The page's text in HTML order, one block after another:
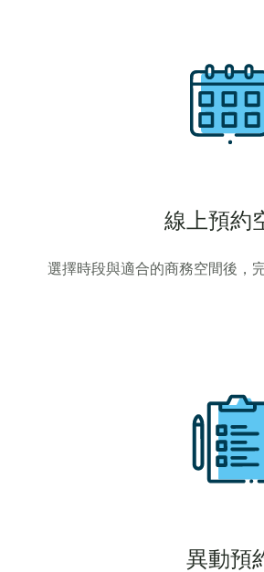
線上預約
選擇時段與適合的商務空間後，
異動預